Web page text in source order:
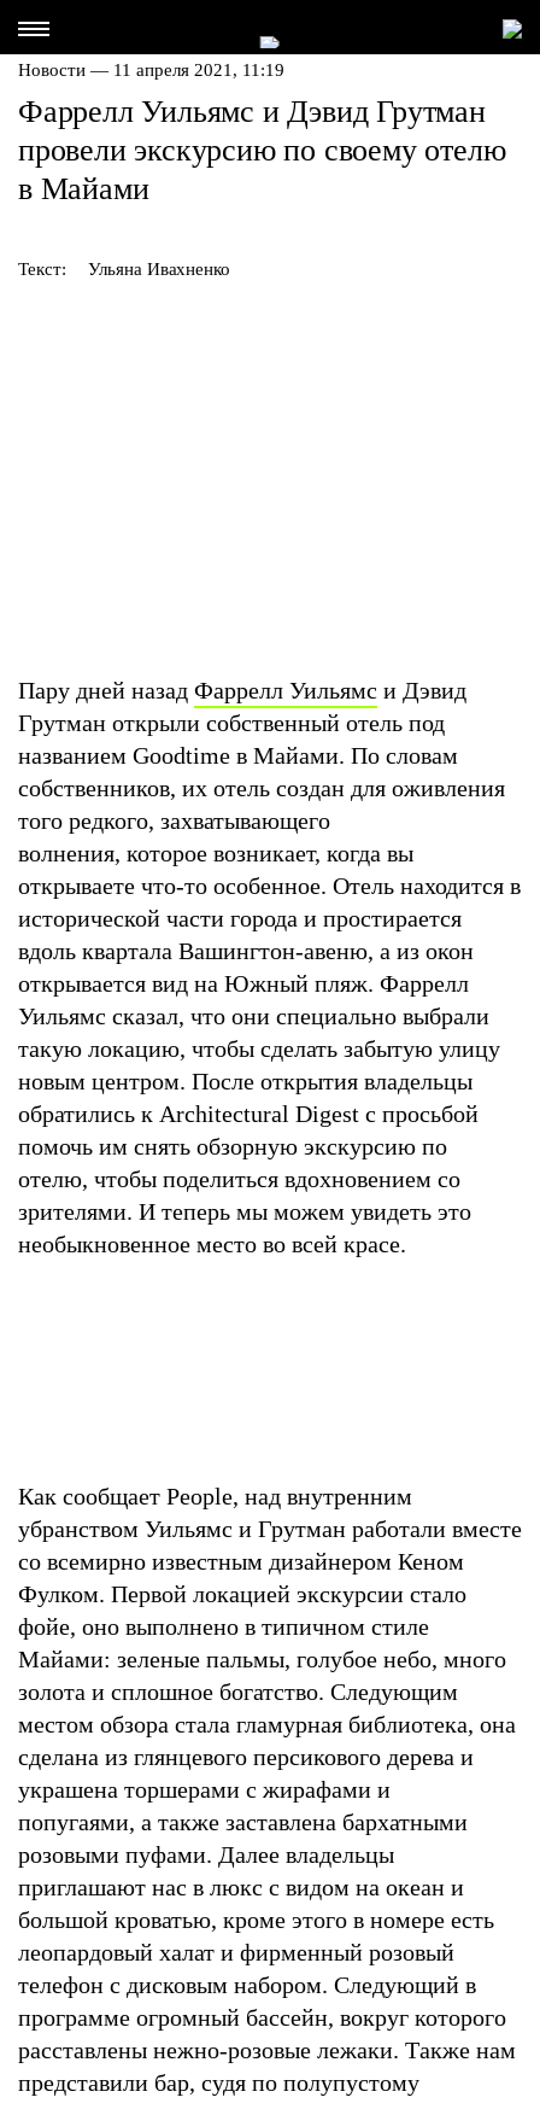
Новости — 11 апреля 2021, 11:19
Фаррелл Уильямс и Дэвид Грутман
провели экскурсию по своему отелю
в Майами
Текст: Ульяна Ивахненко
Пару дней назад Фаррелл Уильямс и Дэвид
Грутман открыли собственный отель под
названием Goodtime в Майами. По словам
собственников, их отель создан для оживления
того редкого, захватывающего
волнения, которое возникает, когда вы
открываете что-то особенное. Отель находится в
исторической части города и простирается
вдоль квартала Вашингтон-авеню, а из окон
открывается вид на Южный пляж. Фаррелл
Уильямс сказал, что они специально выбрали
такую локацию, чтобы сделать забытую улицу
новым центром. После открытия владельцы
обратились к Architectural Digest с просьбой
помочь им снять обзорную экскурсию по
отелю, чтобы поделиться вдохновением со
зрителями. И теперь мы можем увидеть это
необыкновенное место во всей красе.
Как сообщает People, над внутренним
убранством Уильямс и Грутман работали вместе
со всемирно известным дизайнером Кеном
Фулком. Первой локацией экскурсии стало
фойе, оно выполнено в типичном стиле
Майами: зеленые пальмы, голубое небо, много
золота и сплошное богатство. Следующим
местом обзора стала гламурная библиотека, она
сделана из глянцевого персикового дерева и
украшена торшерами с жирафами и
попугаями, а также заставлена бархатными
розовыми пуфами. Далее владельцы
приглашают нас в люкс с видом на океан и
большой кроватью, кроме этого в номере есть
леопардовый халат и фирменный розовый
телефон с дисковым набором. Следующий в
программе огромный бассейн, вокруг которого
расставлены нежно-розовые лежаки. Также нам
представили бар, судя по полупустому